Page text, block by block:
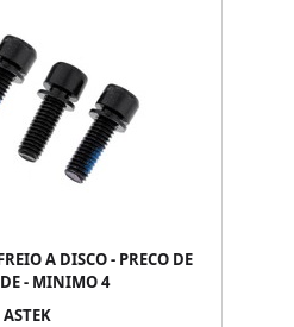
A DISCO - PRECO DE
- MINIMO 4
ASTEK